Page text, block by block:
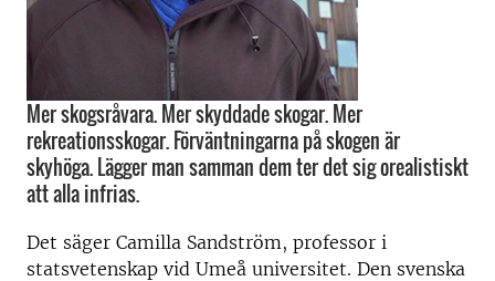
Mer skogsråvara. Mer skyddade skogar. Mer
rekreationsskogar. Förväntningarna på skogen är
skyhöga. Lägger man samman dem ter det sig orealistiskt
att alla infrias.
Det säger Camilla Sandström, professor i
statsvetenskap vid Umeå universitet. Den svenska